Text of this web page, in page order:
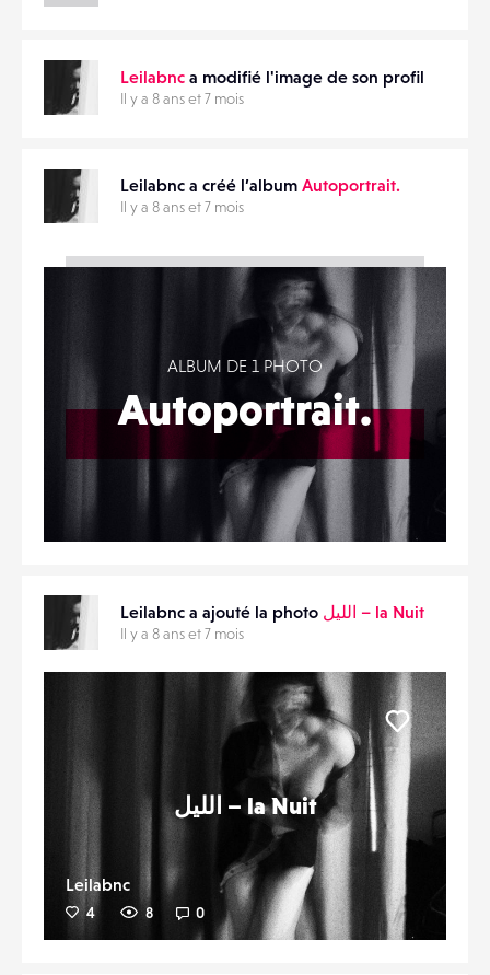
Leilabnc a modifié l'image de son profil
Il y a 8 ans et 7 mois
Leilabnc a créé l’album Autoportrait.
Il y a 8 ans et 7 mois
ALBUM DE 1 PHOTO
Autoportrait.
Leilabnc a ajouté la photo ‎الليل – la Nuit
Il y a 8 ans et 7 mois
‎الليل – la Nuit
Leilabnc
4 8 0
Liker